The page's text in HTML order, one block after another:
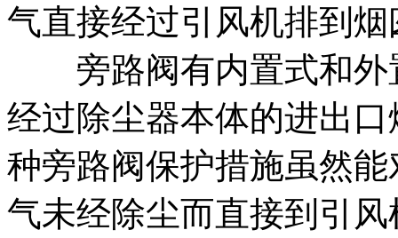
气直接经过引风机排到烟
旁路阀有内置式和外
经过除尘器本体的进出
种旁路阀保护措施虽然
气未经除尘而直接到引